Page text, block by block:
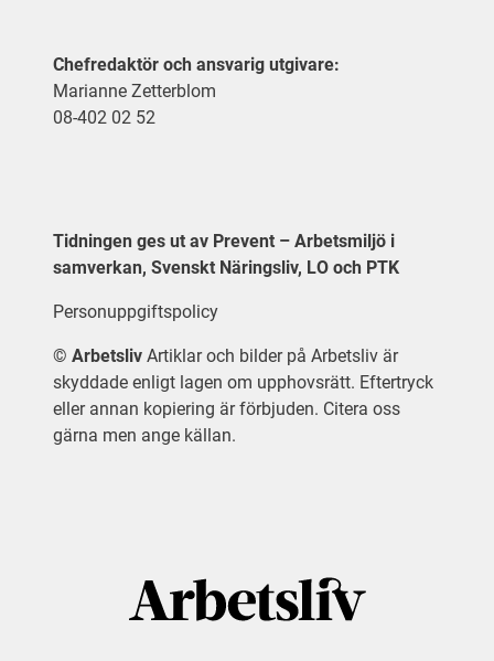
Chefredaktör och ansvarig utgivare:
Marianne Zetterblom
08-402 02 52
Tidningen ges ut av Prevent – Arbetsmiljö i
samverkan, Svenskt Näringsliv, LO och PTK
Personuppgiftspolicy
© Arbetsliv Artiklar och bilder på Arbetsliv är
skyddade enligt lagen om upphovsrätt. Eftertryck
eller annan kopiering är förbjuden. Citera oss
gärna men ange källan.